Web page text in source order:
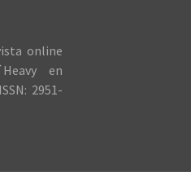
online
en
2951-